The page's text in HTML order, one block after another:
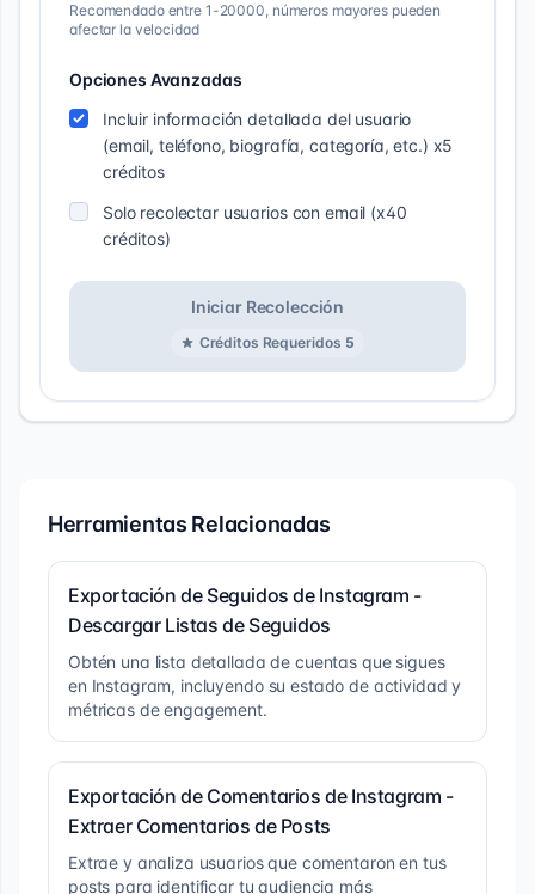
Recomendado entre 1-20000, números mayores pueden
afectar la velocidad
Opciones Avanzadas
Incluir información detallada del usuario
(email, teléfono, biografía, categoría, etc.) x5
créditos
Solo recolectar usuarios con email (x40
créditos)
Iniciar Recolección
Créditos Requeridos 5
Herramientas Relacionadas
Exportación de Seguidos de Instagram -
Descargar Listas de Seguidos
Obtén una lista detallada de cuentas que sigues
en Instagram, incluyendo su estado de actividad y
métricas de engagement.
Exportación de Comentarios de Instagram -
Extraer Comentarios de Posts
Extrae y analiza usuarios que comentaron en tus
posts para identificar tu audiencia más